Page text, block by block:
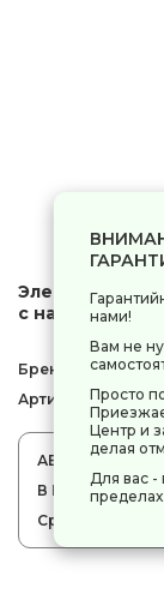
с насадками
Бренд:
Braun
Артикул: 9288679
АБСОЛЮТНО
В НАЛИЧИИ
Срок
нами!
Вам не
Просто
Центр и
делая
Для вас -
пределах